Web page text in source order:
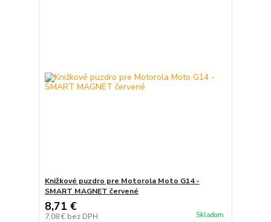
Knižkové puzdro pre Motorola Moto G14 -
SMART MAGNET červené
8,71 €
7,08 € bez DPH Skladom